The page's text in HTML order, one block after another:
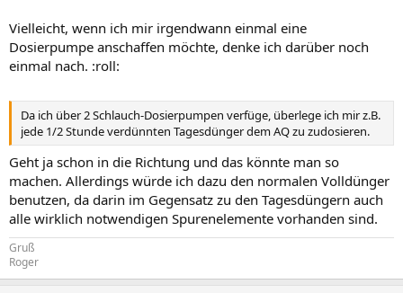
Vielleicht, wenn ich mir irgendwann einmal eine
Dosierpumpe anschaffen möchte, denke ich darüber noch
einmal nach. :roll:
Da ich über 2 Schlauch-Dosierpumpen verfüge, überlege ich mir z.B.
jede 1/2 Stunde verdünnten Tagesdünger dem AQ zu zudosieren.
Geht ja schon in die Richtung und das könnte man so
machen. Allerdings würde ich dazu den normalen Volldünger
benutzen, da darin im Gegensatz zu den Tagesdüngern auch
alle wirklich notwendigen Spurenelemente vorhanden sind.
Gruß
Roger